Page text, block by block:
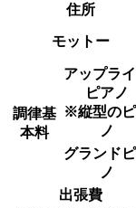
住所
モットー
調律基
本料
アップラ
ピアノ
※縦型の
ノ
グランド
ノ
出張費